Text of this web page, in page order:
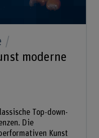
moderne
Top-down-
Die
Kunst